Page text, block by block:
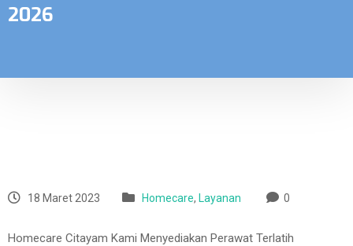
2026
18 Maret 2023 Homecare, Layanan 0
Homecare Citayam Kami Menyediakan Perawat Terlatih